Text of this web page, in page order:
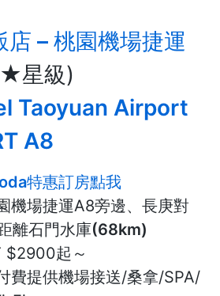
– 桃園機場捷運
級)
Taoyuan Airport
A8
特惠訂房點我
機場捷運A8旁邊、長庚對
距離石門水庫(68km)
$2900起～
費提供機場接送/桑拿/SPA/